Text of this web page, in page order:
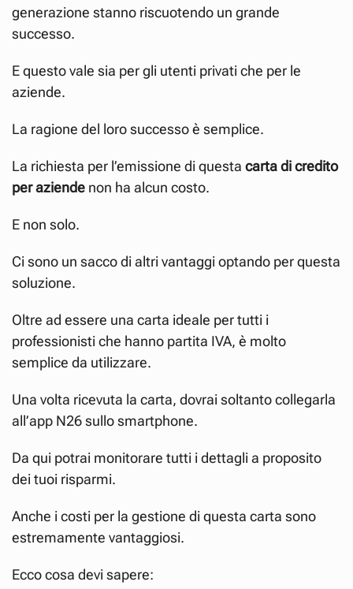
generazione stanno riscuotendo un grande
successo.
E questo vale sia per gli utenti privati che per le
aziende.
La ragione del loro successo è semplice.
La richiesta per l’emissione di questa carta di credito
per aziende non ha alcun costo.
E non solo.
Ci sono un sacco di altri vantaggi optando per questa
soluzione.
Oltre ad essere una carta ideale per tutti i
professionisti che hanno partita IVA, è molto
semplice da utilizzare.
Una volta ricevuta la carta, dovrai soltanto collegarla
all’app N26 sullo smartphone.
Da qui potrai monitorare tutti i dettagli a proposito
dei tuoi risparmi.
Anche i costi per la gestione di questa carta sono
estremamente vantaggiosi.
Ecco cosa devi sapere: